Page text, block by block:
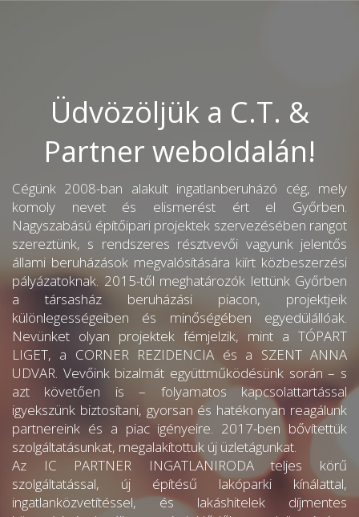
Üdvözöljük a C.T. &
Partner weboldalán!
Cégünk 2008-ban alakult ingatlanberuházó cég, mely
komoly nevet és elismerést ért el Győrben.
Nagyszabású építőipari projektek szervezésében rangot
szereztünk, s rendszeres résztvevői vagyunk jelentős
állami beruházások megvalósítására kiírt közbeszerzési
pályázatoknak. 2015-től meghatározók lettünk Győrben
a társasház beruházási piacon, projektjeik
különlegességeiben és minőségében egyedülállóak.
Nevünket olyan projektek fémjelzik, mint a TÓPART
LIGET, a CORNER REZIDENCIA és a SZENT ANNA
UDVAR. Vevőink bizalmát együttműködésünk során – s
azt követően is – folyamatos kapcsolattartással
igyekszünk biztosítani, gyorsan és hatékonyan reagálunk
partnereink és a piac igényeire. 2017-ben bővítettük
szolgáltatásunkat, megalakítottuk új üzletágunkat.
Az IC PARTNER INGATLANIRODA teljes körű
szolgáltatással, új építésű lakóparki kínálattal,
ingatlanközvetítéssel, és lakáshitelek díjmentes